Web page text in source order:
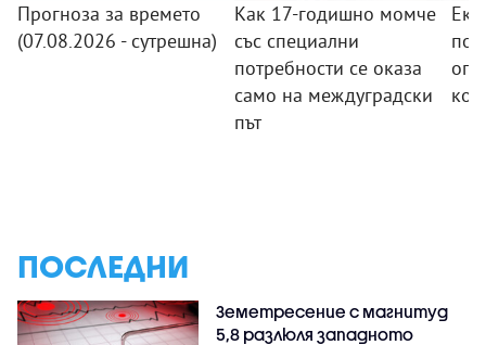
Прогноза за времето
(07.08.2026 - сутрешна)
Как 17-годишно момче
със специални
потребности се оказа
само на междуградски
път
ПОСЛЕДНИ
Земетресение с магнитуд
5,8 разлюля западното